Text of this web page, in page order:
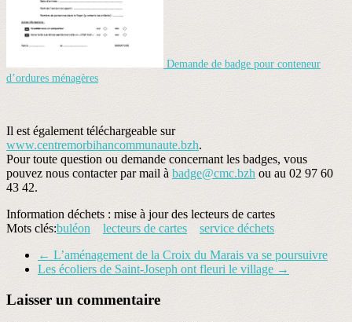
Demande de badge pour conteneur
d’ordures ménagères
Il est également téléchargeable sur
www.centremorbihancommunaute.bzh.
Pour toute question ou demande concernant les badges, vous
pouvez nous contacter par mail à badge@cmc.bzh ou au 02 97 60
43 42.
Information déchets : mise à jour des lecteurs de cartes
Mots clés:buléon lecteurs de cartes
service déchets
← L’aménagement de la Croix du Marais va se poursuivre
Les écoliers de Saint-Joseph ont fleuri le village →
Laisser un commentaire